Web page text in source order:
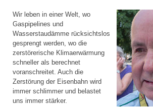
Wir leben in einer Welt, wo
Gaspipelines und
Wasserstaudämme rücksichtslos
gesprengt werden, wo die
zerstörerische Klimaerwärmung
schneller als berechnet
voranschreitet. Auch die
Zerstörung der Eisenbahn wird
immer schlimmer und belastet
uns immer stärker.